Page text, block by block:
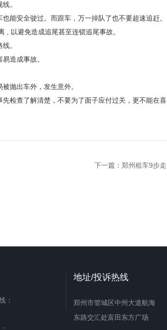
。
能安全驶过。而跟车，万一掉队了也不要超速追赶。
以避免造成追尾甚至连锁追尾事故。
。
造成事故。
抛出车外，发生意外。
检查了解清楚，不要为了面子应付过关，更不能在喜
下一篇： 郑州租车9步走
：
地址/投诉热线
郑州市管城区中州大道航海
东路交汇处富田东方广场